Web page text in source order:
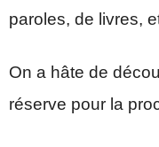
paroles, de livres,
On a hâte de
réserve pour la